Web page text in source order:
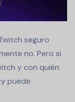
seguro
no. Pero si
y con quién
puede